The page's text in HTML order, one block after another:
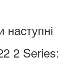
2 Series: